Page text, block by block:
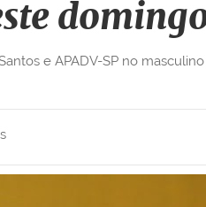
e APADV-SP no